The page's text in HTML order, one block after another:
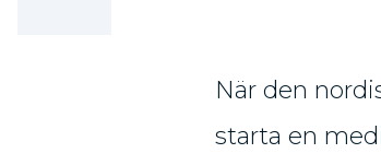
När den
starta en